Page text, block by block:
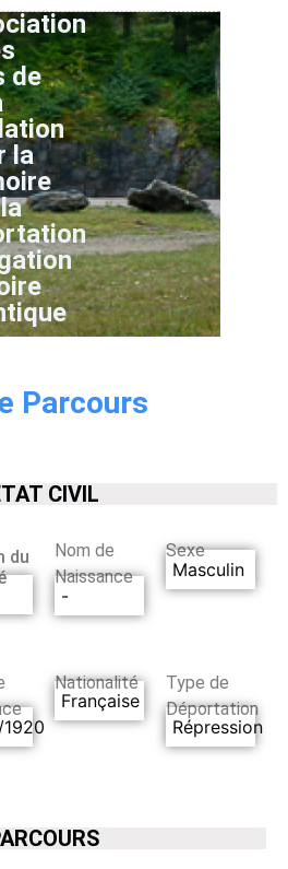
de
la
Parcours
CIVIL
du
Nom de
Naissance
-
Sexe
Masculin
Nationalité
Française
Type de
Déportation
Répression